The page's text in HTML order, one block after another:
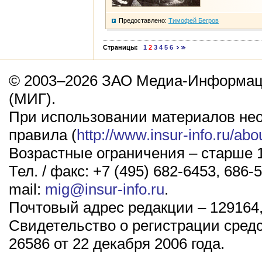
Предоставлено: Тимофей Бегров
Страницы: 1 2 3 4 5 6
© 2003–2026 ЗАО Медиа-
(МИГ).
При использовании материалов
правила (http://www.insur-info.ru/
Возрастные ограничения – старше
Тел. / факс: +7 (495) 682-6453, 686-
mail: mig@insur-info.ru.
Почтовый адрес редакции –
Свидетельство о регистрации
26586 от 22 декабря 2006 года.